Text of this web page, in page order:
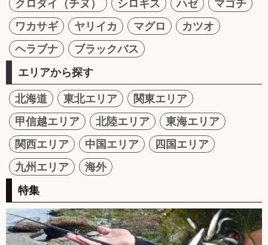
クロダイ（チヌ）
シロギス ハゼ
マゴチ
ワカサギ
ヤリイカ マグロ
カツオ
ヘラブナ
ブラックバス
エリアから探す
北海道 東北エリア
関東エリア
甲信越エリア
北陸エリア
東海エリア
関西エリア
中国エリア
四国エリア
九州エリア
海外
特集